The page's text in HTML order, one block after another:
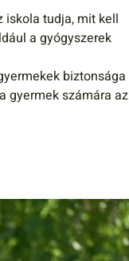
iskola tudja, mit kell
a gyógyszerek
biztonsága
gyermek számára az